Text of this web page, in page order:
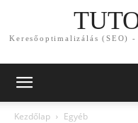
Keresőoptimalizálás (SEO) -
Kezdőlap Egyéb